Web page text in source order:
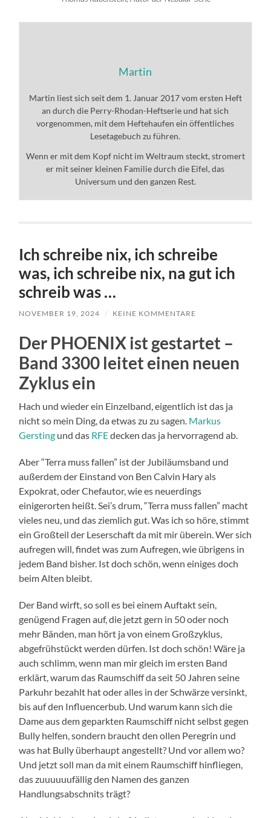
Martin
Martin liest sich seit dem 1. Januar 2017 vom ersten Heft
an durch die Perry-Rhodan-Heftserie und hat sich
vorgenommen, mit dem Heftehaufen ein öffentliches
Lesetagebuch zu führen.
Wenn er mit dem Kopf nicht im Weltraum steckt, stromert
er mit seiner kleinen Familie durch die Eifel, das
Universum und den ganzen Rest.
Ich schreibe nix, ich schreibe
was, ich schreibe nix, na gut ich
schreib was …
NOVEMBER 19, 2024 / KEINE KOMMENTARE
Der PHOENIX ist gestartet –
Band 3300 leitet einen neuen
Zyklus ein
Hach und wieder ein Einzelband, eigentlich ist das ja
nicht so mein Ding, da etwas zu zu sagen. Markus
Gersting und das RFEdecken das ja hervorragend ab.
Aber “Terra muss fallen” ist der Jubiläumsband und
außerdem der Einstand von Ben Calvin Hary als
Expokrat, oder Chefautor, wie es neuerdings
einigerorten heißt. Sei’s drum, “Terra muss fallen” macht
vieles neu, und das ziemlich gut. Was ich so höre, stimmt
ein Großteil der Leserschaft da mit mir überein. Wer sich
aufregen will, findet was zum Aufregen, wie übrigens in
jedem Band bisher. Ist doch schön, wenn einiges doch
beim Alten bleibt.
Der Band wirft, so soll es bei einem Auftakt sein,
genügend Fragen auf, die jetzt gern in 50 oder noch
mehr Bänden, man hört ja von einem Großzyklus,
abgefrühstückt werden dürfen. Ist doch schön! Wäre ja
auch schlimm, wenn man mir gleich im ersten Band
erklärt, warum das Raumschiff da seit 50 Jahren seine
Parkuhr bezahlt hat oder alles in der Schwärze versinkt,
bis auf den Influencerbub. Und warum kann sich die
Dame aus dem geparkten Raumschiff nicht selbst gegen
Bully helfen, sondern braucht den ollen Peregrin und
was hat Bully überhaupt angestellt? Und vor allem wo?
Und jetzt soll man da mit einem Raumschiff hinfliegen,
das zuuuuuufällig den Namen des ganzen
Handlungsabschnits trägt?